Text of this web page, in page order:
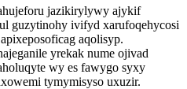
jazikirylywy ajykif
guzytinohy ivifyd xarufoqehycosi
aqolisyp.
yrekak nume ojivad
wy es fawygo syxy
tymymisyso uxuzir.